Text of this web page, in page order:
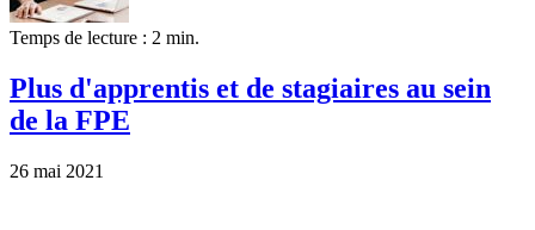
Temps de lecture : 2 min.
Plus d'apprentis et de stagiaires au sein
de la FPE
26 mai 2021